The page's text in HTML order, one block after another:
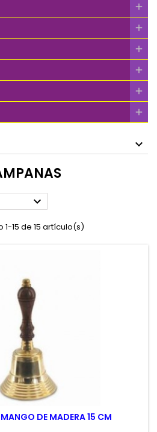

1-15 de 15 artículo(s)
DE MADERA 15 CM